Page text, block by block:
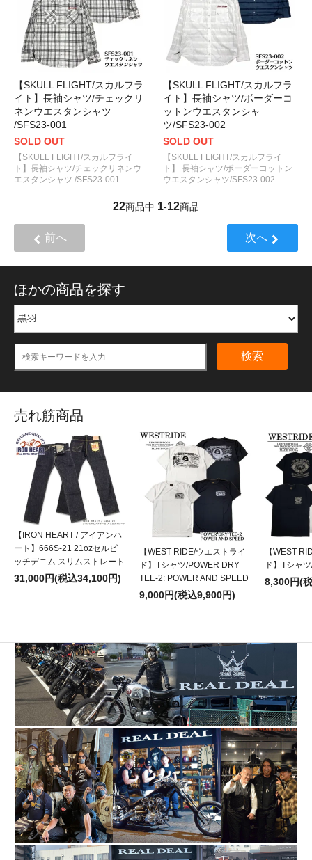
【SKULL FLIGHT/スカルフラ
イト】長袖シャツ/チェックリ
ネンウエスタンシャツ
/SFS23-001
SOLD OUT
【SKULL FLIGHT/スカルフライ
ト】長袖シャツ/チェックリネンウ
エスタンシャツ /SFS23-001
【SKULL FLIGHT/スカルフラ
イト】長袖シャツ/ボーダーコ
ットンウエスタンシャ
ツ/SFS23-002
SOLD OUT
【SKULL FLIGHT/スカルフライ
ト】 長袖シャツ/ボーダーコットン
ウエスタンシャツ/SFS23-002
22商品中 1-12商品
前へ 次へ
ほかの商品を探す
検索
売れ筋商品
【IRON HEART / アイアンハ
ート】666S-21 21ozセルビ
ッチデニム スリムストレート
31,000円(税込34,100円)
【WEST RIDE/ウエストライ
ド】Tシャツ/POWER DRY
TEE-2: POWER AND SPEED
9,000円(税込9,900円)
【WEST
ド】Tシャ
8,300円(